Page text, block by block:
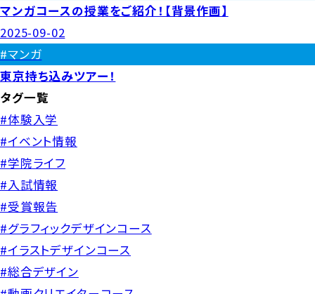
マンガコースの授業をご紹介！【背景作画】
2025-09-02
#マンガ
東京持ち込みツアー！
タグ一覧
#体験入学
#イベント情報
#学院ライフ
#入試情報
#受賞報告
#グラフィックデザインコース
#イラストデザインコース
#総合デザイン